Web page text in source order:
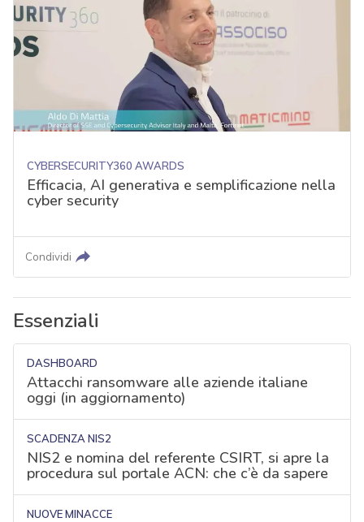
CYBERSECURITY360 AWARDS
Efficacia, AI generativa e semplificazione nella
cyber security
Condividi
Essenziali
DASHBOARD
Attacchi ransomware alle aziende italiane
oggi (in aggiornamento)
SCADENZA NIS2
NIS2 e nomina del referente CSIRT, si apre la
procedura sul portale ACN: che c’è da sapere
NUOVE MINACCE